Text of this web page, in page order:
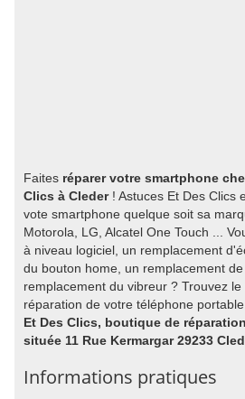
Faites réparer votre smartphone
Clics à Cleder! Astuces Et Des Clics
vote smartphone quelque soit sa
Motorola, LG, Alcatel One Touch ...
à niveau logiciel, un remplacement
du bouton home, un remplacement
remplacement du vibreur ? Trouvez
réparation de votre téléphone
Et Des Clics, boutique de
située 11 Rue Kermargar 29233
Informations pratiques